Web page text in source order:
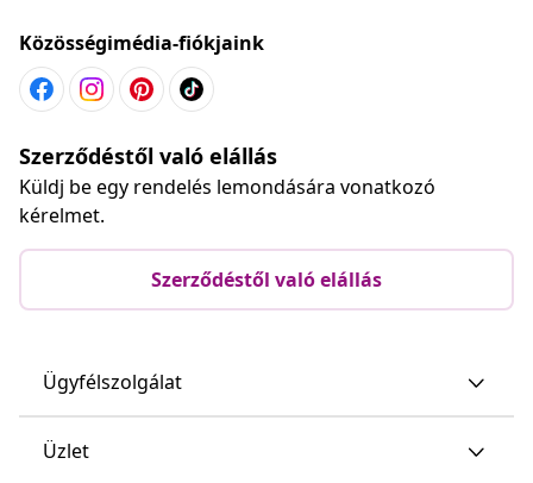
Közösségimédia-fiókjaink
Szerződéstől való elállás
Küldj be egy rendelés lemondására vonatkozó
kérelmet.
Szerződéstől való elállás
Ügyfélszolgálat
Üzlet